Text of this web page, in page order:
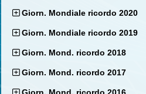
Giorn. Mondiale ricordo 2020
Giorn. Mondiale ricordo 2019
Giorn. Mond. ricordo 2018
Giorn. Mond. ricordo 2017